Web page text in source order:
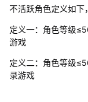
不活跃角色定义如下
定义一：角色等级
游戏
定义二：角色等级
录游戏